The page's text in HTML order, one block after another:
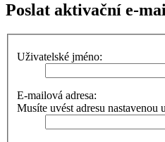
Poslat aktivační e-
Uživatelské jméno:
E-mailová adresa:
Musíte uvést adresu nastavenou